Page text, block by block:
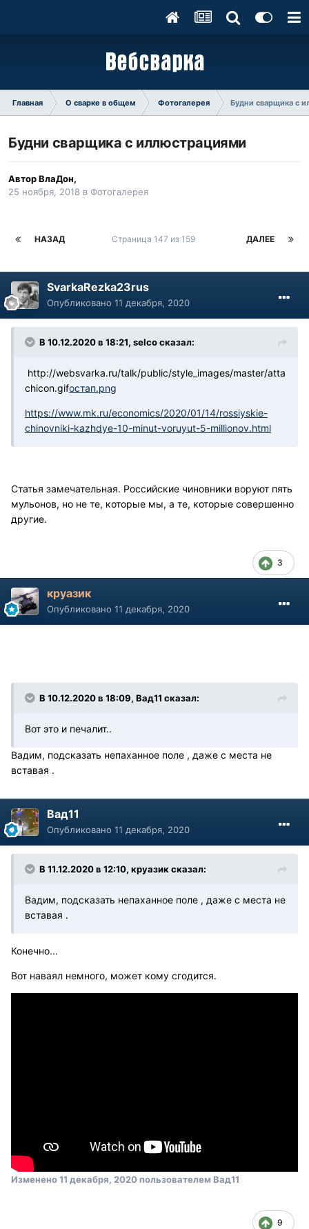
Главная О сварке в общем Фотогалерея Будни сварщика с
Будни сварщика с иллюстрациями
АвторВлаДон,
25 ноября, 2018 в Фотогалерея
НАЗАД ДАЛЕЕ
Страница 147 из 159
SvarkaRezka23rus
Опубликовано 11 декабря, 2020
В 10.12.2020 в 18:21, selco сказал:
http://websvarka.ru/talk/public/style_images/master/atta
chicon.gifостап.png
https://www.mk.ru/economics/2020/01/14/rossiyskie-
chinovniki-kazhdye-10-minut-voruyut-5-millionov.html
Статья замечательная. Российские чиновники воруют пять
мульонов, но не те, которые мы, а те, которые совершенно
другие.
3
круазик
Опубликовано 11 декабря, 2020
В 10.12.2020 в 18:09, Вад11 сказал:
Вот это и печалит..
Вадим, подсказать непаханное поле , даже с места не
вставая .
Вад11
Опубликовано 11 декабря, 2020
В 11.12.2020 в 12:10, круазик сказал:
Вадим, подсказать непаханное поле , даже с места не
вставая .
Конечно...
Вот наваял немного, может кому сгодится.
Изменено11 декабря, 2020пользователем Вад11
9